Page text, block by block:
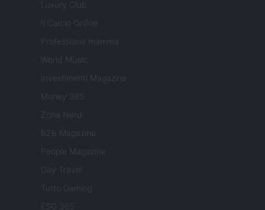
Luxury Club
Il Calcio Online
Professione mamma
World Music
Investimenti Magazine
Money 365
Zona Nerd
B2B Magazine
People Magazine
Day Travel
Tutto Gaming
ESG 365